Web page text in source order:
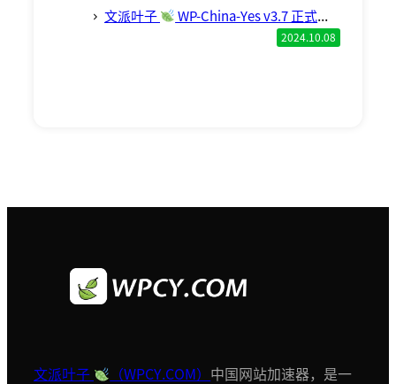
文派叶子 WP-China-Yes v3.7 正式版发布。
2024.10.08
文派叶子 （WPCY.COM） 中国网站加速器，是一